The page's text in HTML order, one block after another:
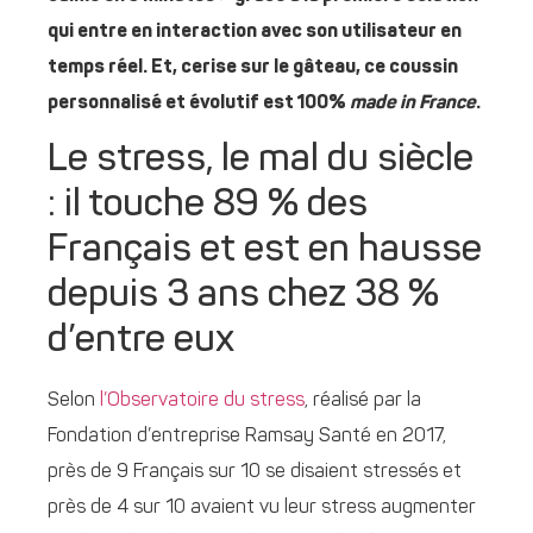
qui entre en interaction avec son utilisateur en
temps réel. Et, cerise sur le gâteau, ce coussin
personnalisé et évolutif est 100% made in France.
Le stress, le mal du siècle
: il touche 89 % des
Français et est en hausse
depuis 3 ans chez 38 %
d’entre eux
Selon l’Observatoire du stress, réalisé par la
Fondation d’entreprise Ramsay Santé en 2017,
près de 9 Français sur 10 se disaient stressés et
près de 4 sur 10 avaient vu leur stress augmenter